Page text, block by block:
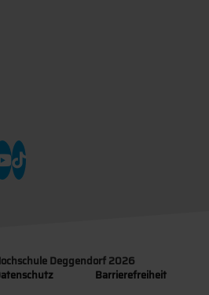
Deggendorf 2026
Barrierefreiheit